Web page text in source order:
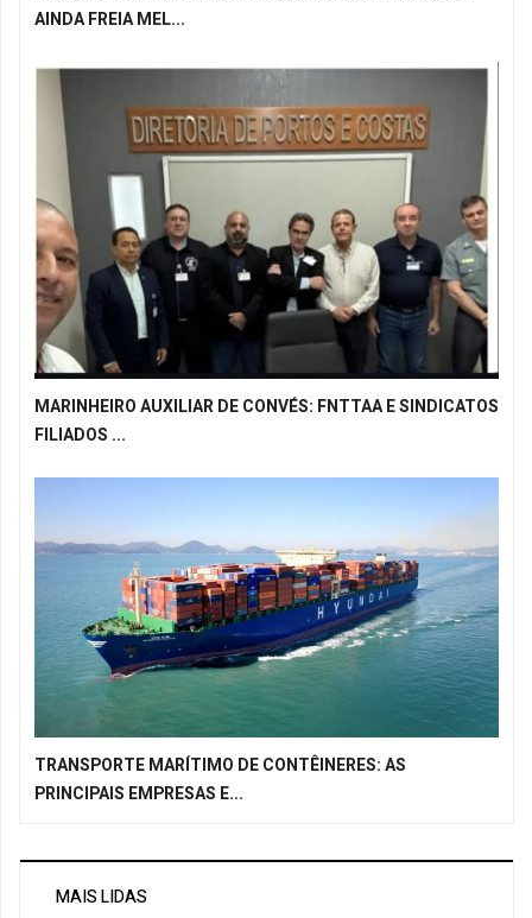
AINDA FREIA MEL...
MARINHEIRO AUXILIAR DE CONVÉS: FNTTAA E SINDICATOS
FILIADOS ...
TRANSPORTE MARÍTIMO DE CONTÊINERES: AS
PRINCIPAIS EMPRESAS E...
MAIS LIDAS